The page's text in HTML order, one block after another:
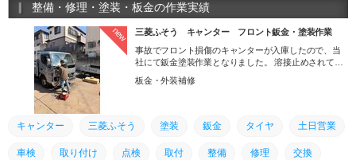
整備・修理・塗装・板金の作業実績
new
三菱ふそう キャンター フロント鈑金・塗装作業
事故でフロント損傷のキャンターが入庫したので、当
社にて鈑金塗装作業となりました。 溶接止めされてい
止め！ それから綺麗に塗装を施して作業完了となりま
板金・外装補修
キャンター 三菱ふそう 塗装 鈑金 タイヤ 土日営業
車検 取り付け 点検 取付 整備 修理 交換